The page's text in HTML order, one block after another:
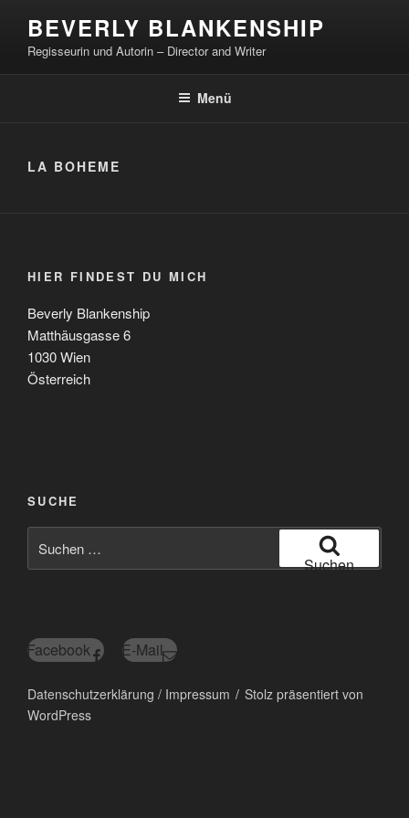
springen
BEVERLY BLANKENSHIP
Regisseurin und Autorin – Director and Writer
Menü
LA BOHEME
HIER FINDEST DU MICH
Beverly Blankenship
Matthäusgasse 6
1030 Wien
Österreich
SUCHE
nach:
Suchen
Facebook E-Mail
Datenschutzerklärung / Impressum
Stolz präsentiert von
WordPress